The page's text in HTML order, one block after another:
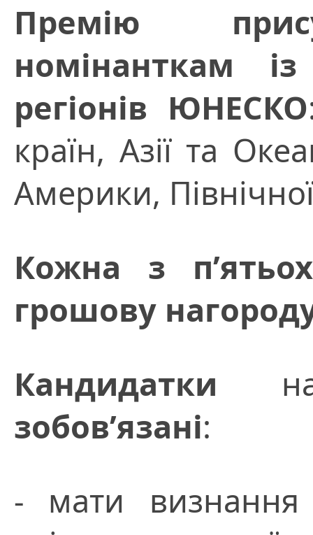
Премію
номінанткам
регіонів ЮНЕСКО
країн, Азії та
Америки,
Кожна з п’
грошову
Кандидатки на
зобов’язані:
- мати визнання